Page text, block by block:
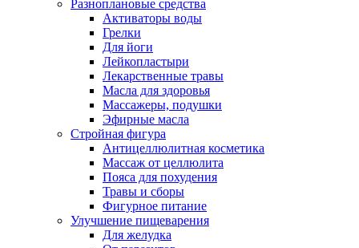
Разноплановые средства
Активаторы воды
Грелки
Для йоги
Лейкопластыри
Лекарственные травы
Масла для здоровья
Массажеры, подушки
Эфирные масла
Стройная фигура
Антицеллюлитная косметика
Массаж от целлюлита
Пояса для похудения
Травы и сборы
Фигурное питание
Улучшение пищеварения
Для желудка